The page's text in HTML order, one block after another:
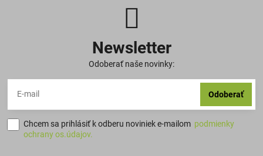
Newsletter
Odoberať naše novinky:
Odoberať
Chcem sa prihlásiť k odberu noviniek e-mailom podmienky
ochrany os.údajov.